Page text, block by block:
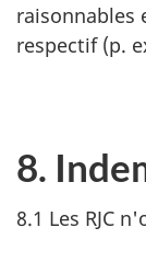
raisonnables
respectif (p.
8.
8.1 Les RJC